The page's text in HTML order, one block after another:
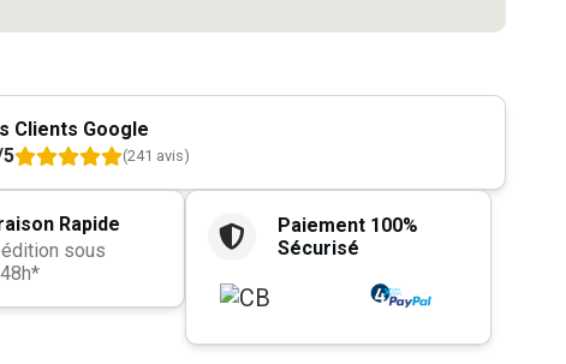
Clients Google
(241 avis)
Rapide
sous
Paiement 100%
Sécurisé